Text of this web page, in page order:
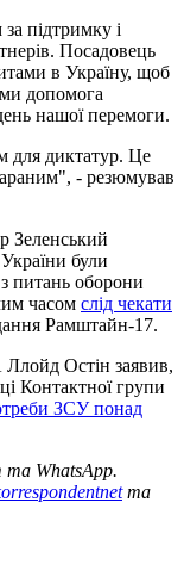
підтримку і
Посадовець
в Україну, щоб
допомога
нашої перемоги.
для диктатур. Це
- резюмував
Зеленський
були
питань оборони
часом слід чекати
Рамштайн-17.
Остін заявив,
Контактної групи
ЗСУ понад
та WhatsApp.
та